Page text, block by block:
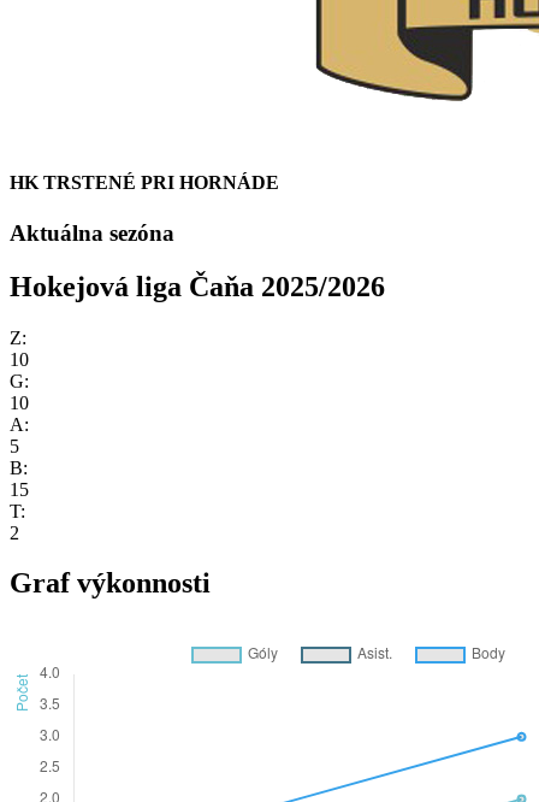
HK TRSTENÉ PRI HORNÁDE
Aktuálna sezóna
Hokejová liga Čaňa 2025/2026
Z:
10
G:
10
A:
5
B:
15
T:
2
Graf výkonnosti